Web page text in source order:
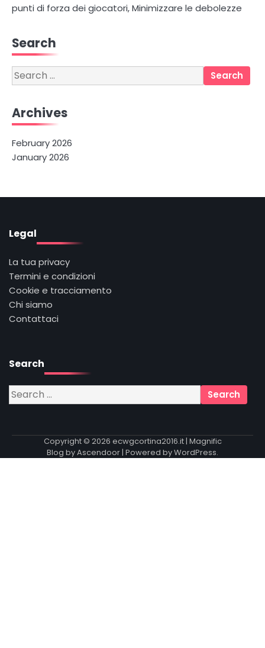
punti di forza dei giocatori, Minimizzare le debolezze
Search
Search
for:
Archives
February 2026
January 2026
Legal
La tua privacy
Termini e condizioni
Cookie e tracciamento
Chi siamo
Contattaci
Search
Search
for:
Copyright © 2026 ecwgcortina2016.it| Magnific
Blog byAscendoor| Powered byWordPress.